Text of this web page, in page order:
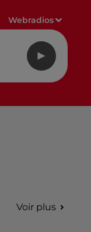
Webradios
Voir plus